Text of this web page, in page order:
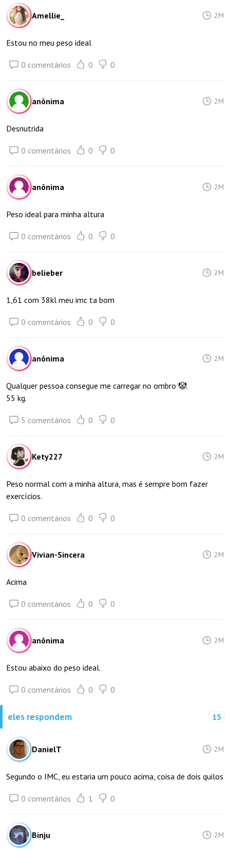
Amellie_ 2M
Estou no meu peso ideal
0 comentários 0 0
anônima 2M
Desnutrida
0 comentários 0 0
anônima 2M
Peso ideal para minha altura
0 comentários 0 0
belieber 2M
1,61 com 38kl meu imc ta bom
0 comentários 0 0
anônima 2M
Qualquer pessoa consegue me carregar no ombro 🤡.
55 kg.
5 comentários 0 0
Kety227 2M
Peso normal com a minha altura, mas é sempre bom fazer
exercícios.
0 comentários 0 0
Vivian-Sincera 2M
Acima
0 comentários 0 0
anônima 2M
Estou abaixo do peso ideal.
0 comentários 0 0
eles respondem 15
DanielT 2M
Segundo o IMC, eu estaria um pouco acima, coisa de dois quilos
0 comentários 1 0
Binju 2M